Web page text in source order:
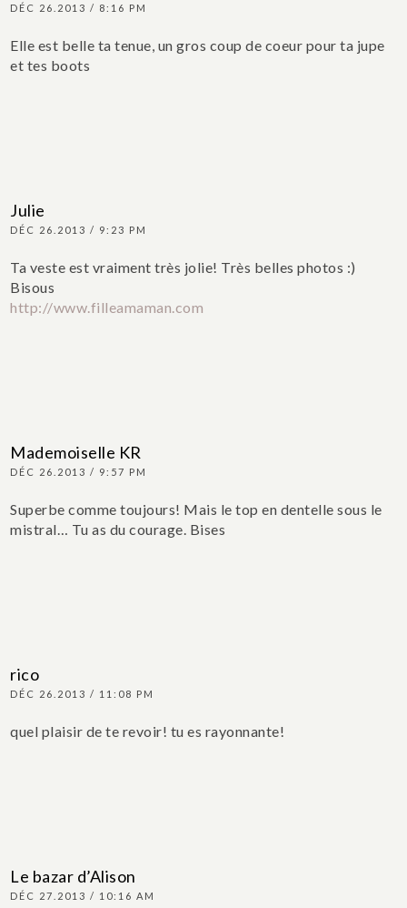
DÉC 26.2013 / 8:16 PM
Elle est belle ta tenue, un gros coup de coeur pour ta jupe
et tes boots
Julie
DÉC 26.2013 / 9:23 PM
Ta veste est vraiment très jolie! Très belles photos :)
Bisous
http://www.filleamaman.com
Mademoiselle KR
DÉC 26.2013 / 9:57 PM
Superbe comme toujours! Mais le top en dentelle sous le
mistral… Tu as du courage. Bises
rico
DÉC 26.2013 / 11:08 PM
quel plaisir de te revoir! tu es rayonnante!
Le bazar d’Alison
DÉC 27.2013 / 10:16 AM